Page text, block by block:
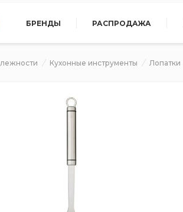
БРЕНДЫ РАСПРОДАЖА
Кухонные инструменты Лопатки